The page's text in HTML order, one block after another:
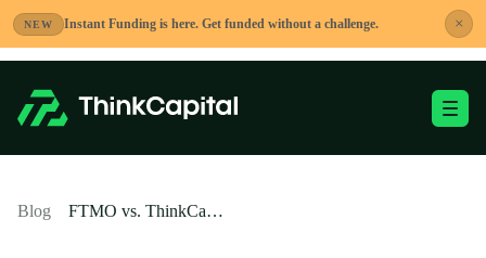
NEW Instant Funding is here. Get funded without a challenge. ×
Saltar
contenido
Alternar menú
Blog FTMO vs. ThinkCapital: La Elección Inteligente de Prop Firm